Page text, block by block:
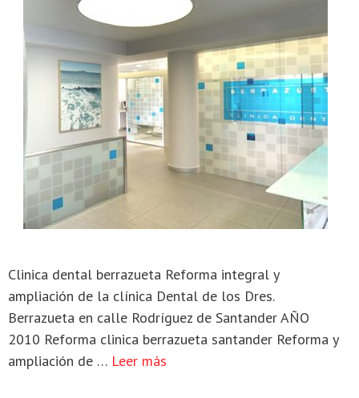
Clinica dental berrazueta Reforma integral y
ampliación de la clínica Dental de los Dres.
Berrazueta en calle Rodríguez de Santander AÑO
2010 Reforma clinica berrazueta santander Reforma y
ampliación de … Leer más